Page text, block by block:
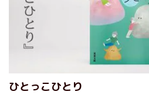
ひとっこひとり